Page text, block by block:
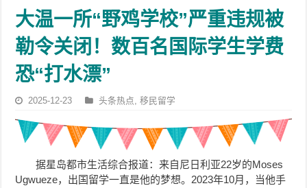
大温一所“野鸡学校”严重违规被
勒令关闭！数百名国际学生学费
恐“打水漂”
2025-12-23 头条热点,移民留学
据星岛都市生活综合报道：来自尼日利亚22岁的Moses
Ugwueze，出国留学一直是他的梦想。2023年10月，当他手